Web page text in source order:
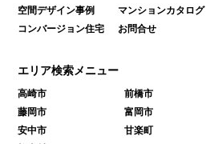
空間デザイン事例
マンションカタログ
コンバージョン住宅
お問合せ
エリア検索メニュー
高崎市 前橋市
藤岡市
富岡市
安中市
甘楽町